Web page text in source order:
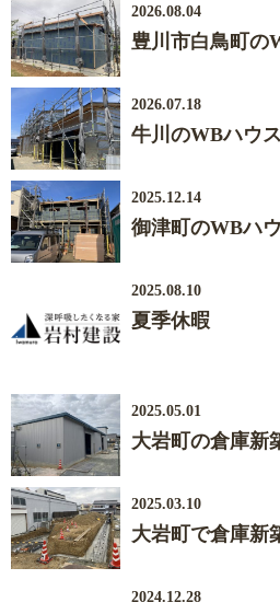
2026.08.04
豊川市白鳥町の
2026.07.18
牛川のWBハウ
2025.12.14
御津町のWBハ
2025.08.10
夏季休暇
2025.05.01
大岩町の倉庫新
2025.03.10
大岩町で倉庫新
2024.12.28